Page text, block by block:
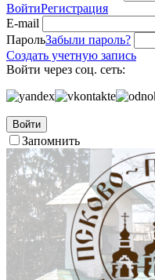
ВойтиРегистрация
E-mail
ПарольЗабыли пароль?
Создать учетную запись
Войти через соц. сеть:
Войти
Запомнить